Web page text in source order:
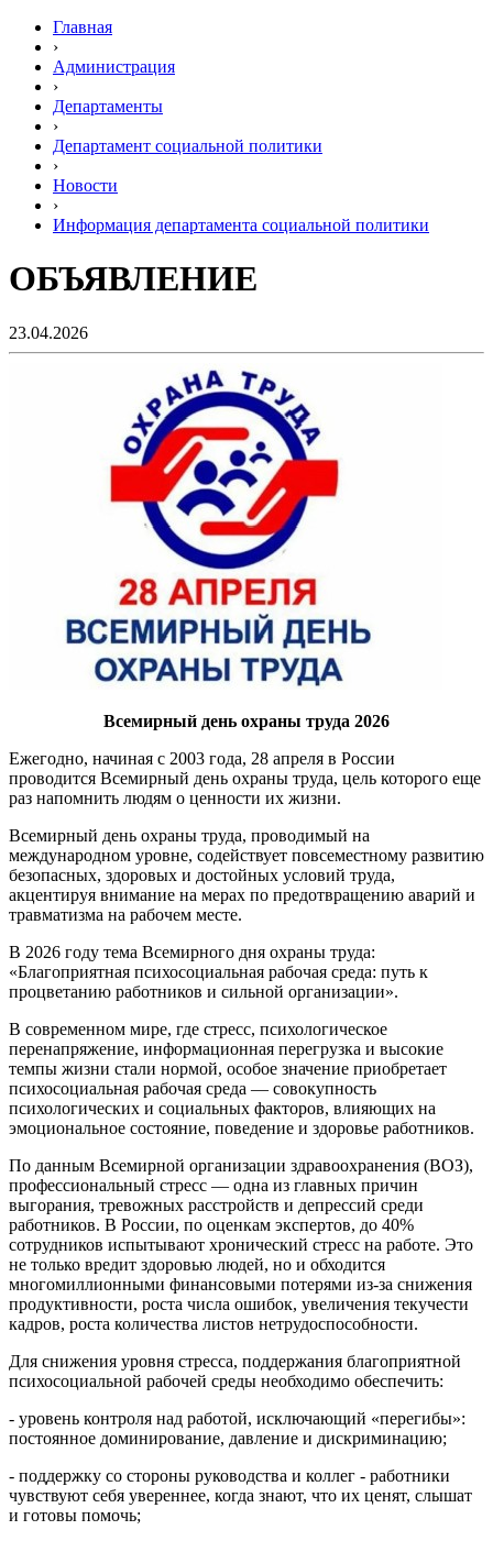
Главная
›
Администрация
›
Департаменты
›
Департамент социальной политики
›
Новости
›
Информация департамента социальной политики
ОБЪЯВЛЕНИЕ
23.04.2026
Всемирный день охраны труда 2026
Ежегодно, начиная с 2003 года, 28 апреля в России
проводится Всемирный день охраны труда, цель которого еще
раз напомнить людям о ценности их жизни.
Всемирный день охраны труда, проводимый на
международном уровне, содействует повсеместному развитию
безопасных, здоровых и достойных условий труда,
акцентируя внимание на мерах по предотвращению аварий и
травматизма на рабочем месте.
В 2026 году тема Всемирного дня охраны труда:
«Благоприятная психосоциальная рабочая среда: путь к
процветанию работников и сильной организации».
В современном мире, где стресс, психологическое
перенапряжение, информационная перегрузка и высокие
темпы жизни стали нормой, особое значение приобретает
психосоциальная рабочая среда — совокупность
психологических и социальных факторов, влияющих на
эмоциональное состояние, поведение и здоровье работников.
По данным Всемирной организации здравоохранения (ВОЗ),
профессиональный стресс — одна из главных причин
выгорания, тревожных расстройств и депрессий среди
работников. В России, по оценкам экспертов, до 40%
сотрудников испытывают хронический стресс на работе. Это
не только вредит здоровью людей, но и обходится
многомиллионными финансовыми потерями из-за снижения
продуктивности, роста числа ошибок, увеличения текучести
кадров, роста количества листов нетрудоспособности.
Для снижения уровня стресса, поддержания благоприятной
психосоциальной рабочей среды необходимо обеспечить:
- уровень контроля над работой, исключающий «перегибы»:
постоянное доминирование, давление и дискриминацию;
- поддержку со стороны руководства и коллег - работники
чувствуют себя увереннее, когда знают, что их ценят, слышат
и готовы помочь;